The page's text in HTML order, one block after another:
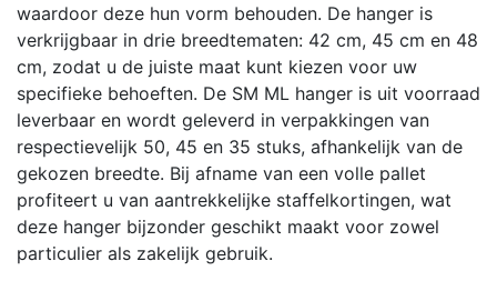
waardoor deze hun vorm behouden. De hanger is
verkrijgbaar in drie breedtematen: 42 cm, 45 cm en 48
cm, zodat u de juiste maat kunt kiezen voor uw
specifieke behoeften. De SM ML hanger is uit voorraad
leverbaar en wordt geleverd in verpakkingen van
respectievelijk 50, 45 en 35 stuks, afhankelijk van de
gekozen breedte. Bij afname van een volle pallet
profiteert u van aantrekkelijke staffelkortingen, wat
deze hanger bijzonder geschikt maakt voor zowel
particulier als zakelijk gebruik.